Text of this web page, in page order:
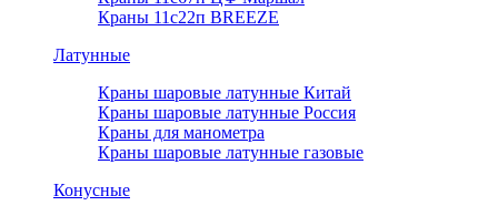
Краны 11с22п BREEZE
Латунные
Краны шаровые латунные Китай
Краны шаровые латунные Россия
Краны для манометра
Краны шаровые латунные газовые
Конусные